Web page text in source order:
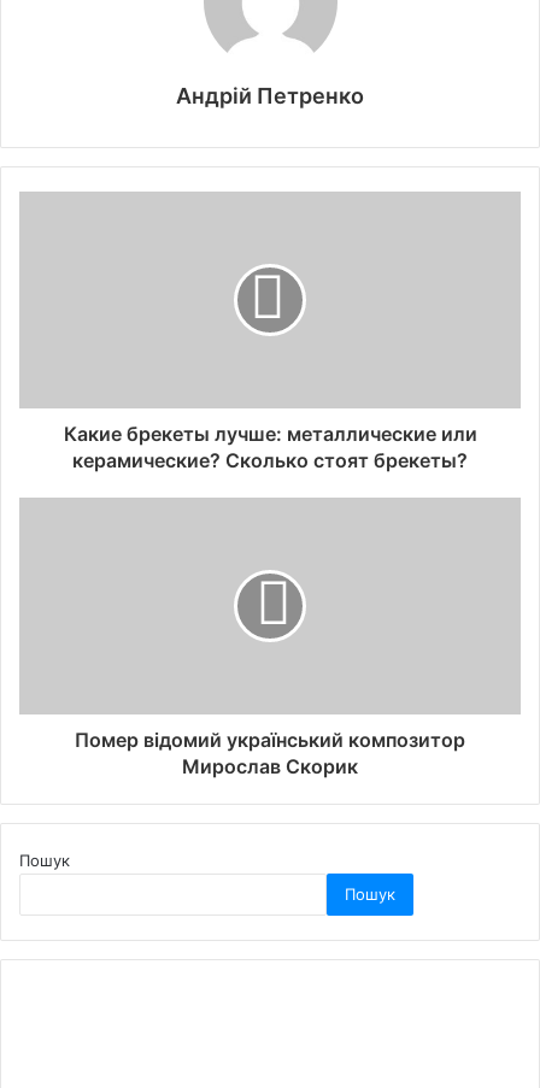
Андрій Петренко
Какие брекеты лучше: металлические или
керамические? Сколько стоят брекеты?
Помер відомий український композитор
Мирослав Скорик
Пошук
Пошук